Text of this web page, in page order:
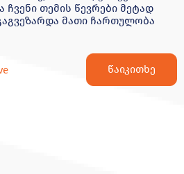
ჩვენი თემის წევრები მეტად
მათი ჩართულობა
წაიკითხე